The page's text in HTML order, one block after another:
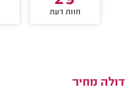
חוות דעת
דולה מחיר